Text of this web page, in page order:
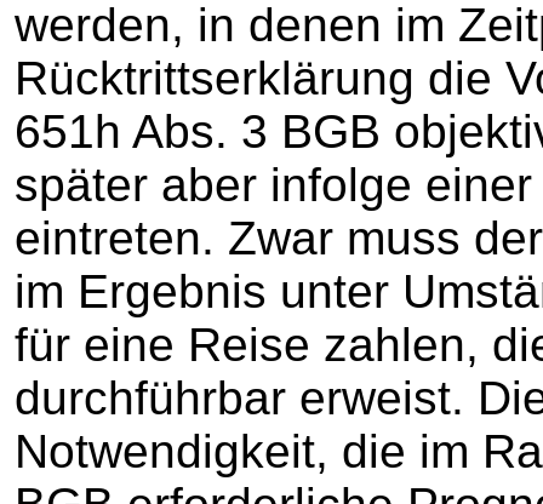
werden, in denen im
Rücktrittserklärung die
651h Abs. 3 BGB
später aber infolge
eintreten. Zwar muss
im Ergebnis unter
für eine Reise zahlen,
durchführbar erweist.
Notwendigkeit, die im